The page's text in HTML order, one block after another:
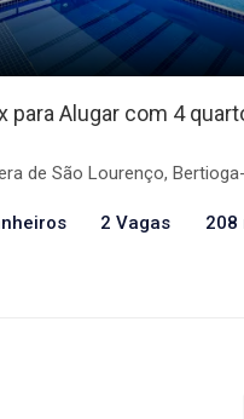
para Alugar com 4
de São Lourenço,
2 Vagas 208